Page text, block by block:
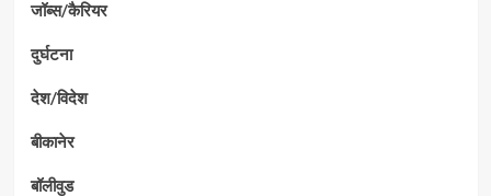
जॉब्स/कैरियर
दुर्घटना
देश/विदेश
बीकानेर
बॉलीवुड